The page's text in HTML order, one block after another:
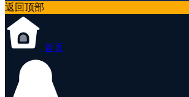
返回顶部
首页